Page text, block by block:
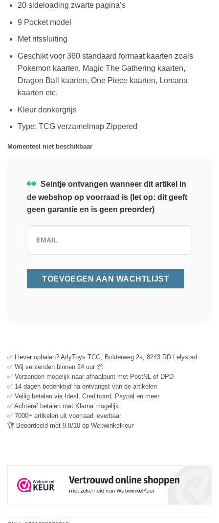
20 sideloading zwarte pagina’s
9 Pocket model
Met ritssluiting
Geschikt voor 360 standaard formaat kaarten zoals
Pokemon kaarten, Magic The Gathering kaarten,
Dragon Ball kaarten, One Piece kaarten, Lorcana
kaarten etc.
Kleur donkergrijs
Type: TCG verzamelmap Zippered
Momenteel niet beschikbaar
👀 Seintje ontvangen wanneer dit artikel in
de webshop op voorraad is (let op: dit geeft
geen garantie en is geen preorder)
✅ Liever ophalen? ArlyToys TCG, Bolderweg 2a, 8243 RD Lelystad
✅ Wij verzenden binnen 24 uur 📦
✅ Verzenden mogelijk naar afhaalpunt met PostNL of DPD
✅ 14 dagen bedenktijd na ontvangst van de artikelen
✅ Veilig betalen via Ideal, Creditcard, Paypal en meer
✅ Achteraf betalen met Klarna mogelijk
✅ 7000+ artikelen uit voorraad leverbaar
🏆 Beoordeeld met 9.8/10 op Webwinkelkeur